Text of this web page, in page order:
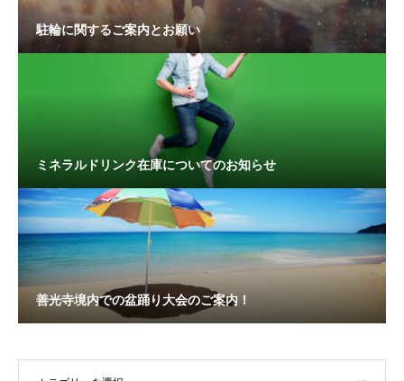
駐輪に関するご案内とお願い
ミネラルドリンク在庫についてのお知らせ
善光寺境内での盆踊り大会のご案内！